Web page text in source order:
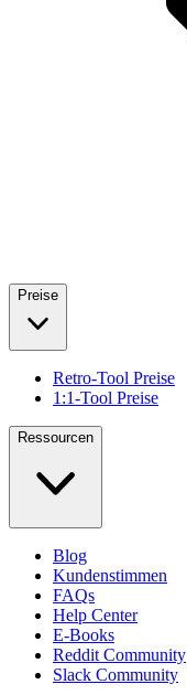
Preise
Retro-Tool Preise
1:1-Tool Preise
Ressourcen
Blog
Kundenstimmen
FAQs
Help Center
E-Books
Reddit Community
Slack Community